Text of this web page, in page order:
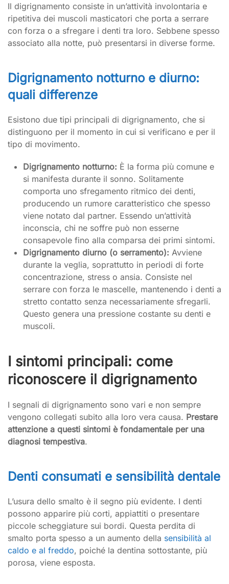
Il digrignamento consiste in un’attività involontaria e
ripetitiva dei muscoli masticatori che porta a serrare
con forza o a sfregare i denti tra loro. Sebbene spesso
associato alla notte, può presentarsi in diverse forme.
Digrignamento notturno e diurno:
quali differenze
Esistono due tipi principali di digrignamento, che si
distinguono per il momento in cui si verificano e per il
tipo di movimento.
Digrignamento notturno: È la forma più comune e
si manifesta durante il sonno. Solitamente
comporta uno sfregamento ritmico dei denti,
producendo un rumore caratteristico che spesso
viene notato dal partner. Essendo un’attività
inconscia, chi ne soffre può non esserne
consapevole fino alla comparsa dei primi sintomi.
Digrignamento diurno (o serramento): Avviene
durante la veglia, soprattutto in periodi di forte
concentrazione, stress o ansia. Consiste nel
serrare con forza le mascelle, mantenendo i denti a
stretto contatto senza necessariamente sfregarli.
Questo genera una pressione costante su denti e
muscoli.
I sintomi principali: come
riconoscere il digrignamento
I segnali di digrignamento sono vari e non sempre
vengono collegati subito alla loro vera causa. Prestare
attenzione a questi sintomi è fondamentale per una
diagnosi tempestiva.
Denti consumati e sensibilità dentale
L’usura dello smalto è il segno più evidente. I denti
possono apparire più corti, appiattiti o presentare
piccole scheggiature sui bordi. Questa perdita di
smalto porta spesso a un aumento della sensibilità al
caldo e al freddo, poiché la dentina sottostante, più
porosa, viene esposta.